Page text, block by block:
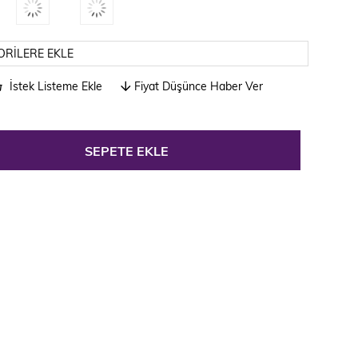
EKLE
İstek Listeme Ekle Fiyat Düşünce Haber Ver